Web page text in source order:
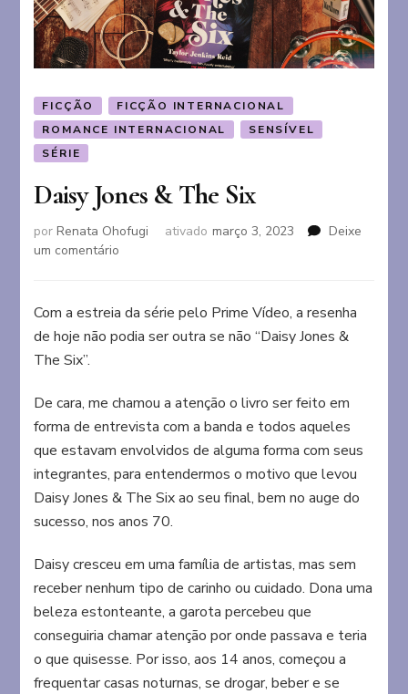
FICÇÃO
FICÇÃO INTERNACIONAL
ROMANCE INTERNACIONAL
SENSÍVEL
SÉRIE
Daisy Jones & The Six
porRenata Ohofugi ativado março 3, 2023
Deixe
um comentário
&
Six
Com a estreia da série pelo Prime Vídeo, a resenha
de hoje não podia ser outra se não “Daisy Jones &
The Six”.
De cara, me chamou a atenção o livro ser feito em
forma de entrevista com a banda e todos aqueles
que estavam envolvidos de alguma forma com seus
integrantes, para entendermos o motivo que levou
Daisy Jones & The Six ao seu final, bem no auge do
sucesso, nos anos 70.
Daisy cresceu em uma família de artistas, mas sem
receber nenhum tipo de carinho ou cuidado. Dona uma
beleza estonteante, a garota percebeu que
conseguiria chamar atenção por onde passava e teria
o que quisesse. Por isso, aos 14 anos, começou a
frequentar casas noturnas, se drogar, beber e se